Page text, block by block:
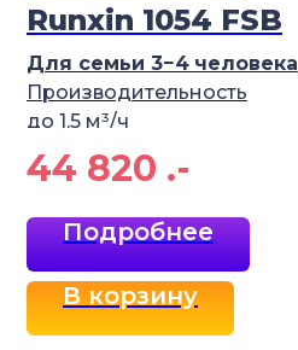
Runxin 1054 FSB
Для семьи 3−4 человека
Производительность
до 1,5 м³/ч
44 820 .-
Подробнее
В корзину